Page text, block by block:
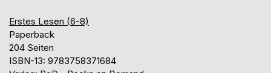
Erstes Lesen (6-8)
Paperback
204 Seiten
ISBN-13: 9783758371684